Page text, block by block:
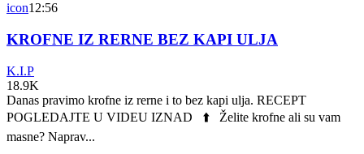
icon12:56
KROFNE IZ RERNE BEZ KAPI ULJA
K.I.P
18.9K
Danas pravimo krofne iz rerne i to bez kapi ulja. RECEPT
POGLEDAJTE U VIDEU IZNAD ⬆️ Želite krofne ali su vam
masne? Naprav...